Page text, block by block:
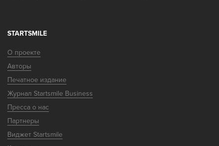
STARTSMILE
О проекте
Авторы
Печатное издание
Журнал Startsmile Business
Пресса о нас
Партнеры
Виджет Startsmile